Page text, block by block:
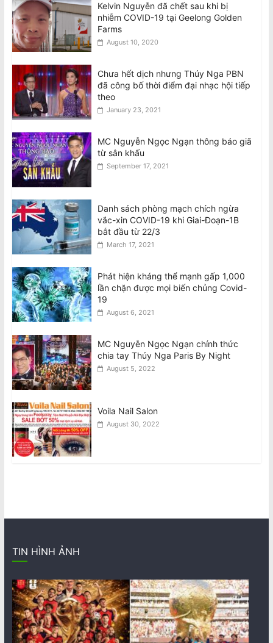
Kelvin Nguyễn đã chết sau khi bị
nhiễm COVID-19 tại Geelong Golden
Farms
August 10, 2020
Chưa hết dịch nhưng Thúy Nga PBN
đã công bố thời điểm đại nhạc hội tiếp
theo
January 23, 2021
MC Nguyễn Ngọc Ngạn thông báo giã
từ sân khấu
September 17, 2021
Danh sách phòng mạch chích ngừa
vắc-xin COVID-19 khi Giai-Đoạn-1B
bắt đầu từ 22/3
March 17, 2021
Phát hiện kháng thể mạnh gấp 1,000
lần chặn được mọi biến chủng Covid-
19
August 6, 2021
MC Nguyễn Ngọc Ngạn chính thức
chia tay Thúy Nga Paris By Night
August 5, 2022
Voila Nail Salon
August 30, 2022
TIN HÌNH ẢNH